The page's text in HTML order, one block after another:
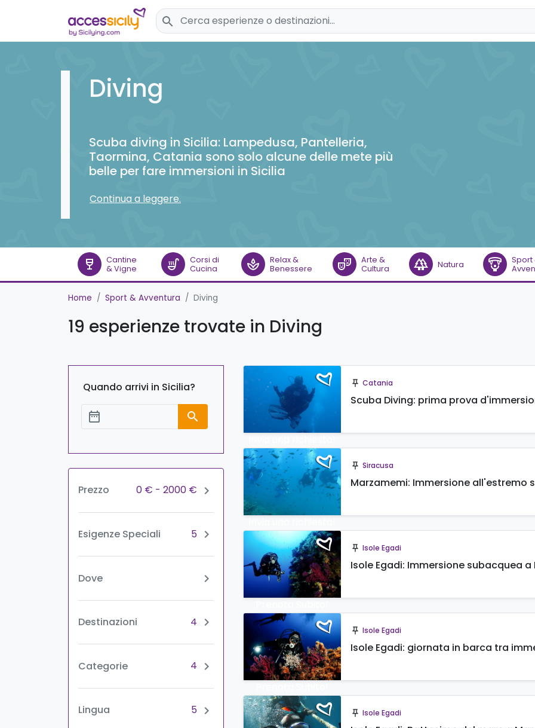
search
Diving
Scuba diving in Sicilia: Lampedusa, Pantelleria,
Taormina, Catania sono solo alcune delle mete più
belle per fare immersioni in Sicilia
Continua a leggere.
wine_bar
Cantine
& Vigne
soup_kitchen
Corsi di
Cucina
spa
Relax &
Benessere
theater_comedy
Arte &
Cultura
forest Natura paragliding
Sport
Home Sport & Avventura Diving
19 esperienze trovate in Diving
Quando arrivi in Sicilia?
Aggiungi le date
date_range search
Prezzo 0 € - 2000 € chevron_right
Esigenze Speciali 5 chevron_right
Dove chevron_right
Destinazioni 4 chevron_right
Categorie 4 chevron_right
Lingua 5 chevron_right
push_pin Catania
Scuba Diving: prima prova
push_pin Siracusa
Marzamemi: Immersione all'estremo
push_pin Isole Egadi
Isole Egadi: Immersione subacquea
push_pin Isole Egadi
Isole Egadi: giornata in barca tra
push_pin Isole Egadi